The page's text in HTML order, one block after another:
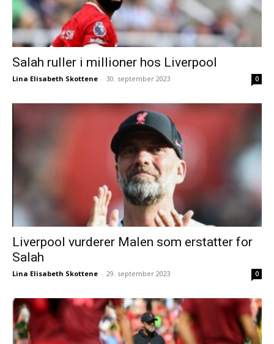
Salah ruller i millioner hos Liverpool
Lina Elisabeth Skottene - 30. september 2023 0
Liverpool vurderer Malen som erstatter for
Salah
Lina Elisabeth Skottene - 29. september 2023 0